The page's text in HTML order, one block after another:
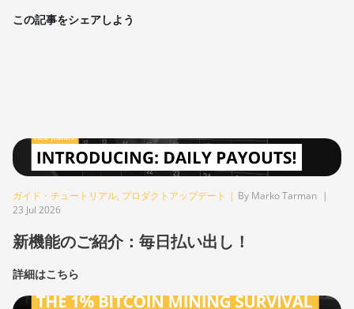
この記事をシェアしよう
ガイド・チュートリアル, プロダクトアップデート | By Marko Tarman |
23 Jul 2026
新機能のご紹介：毎日払い出し！
詳細はこちら